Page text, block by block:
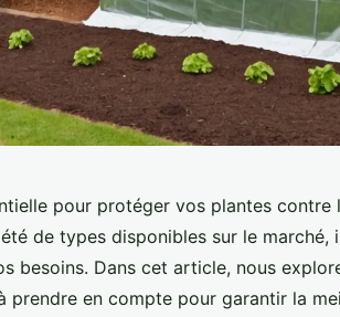
pour protéger vos plantes contre
de types disponibles sur le marché,
besoins. Dans cet article, nous
prendre en compte pour garantir la